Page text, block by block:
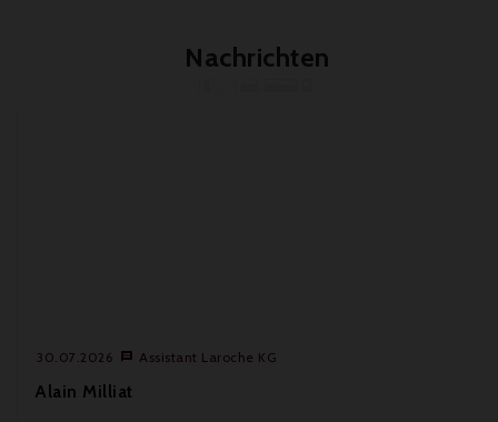
Nachrichten
30.07.2026  Assistant Laroche KG
Alain Milliat